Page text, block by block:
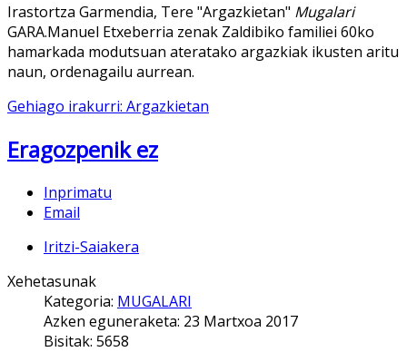
Irastortza Garmendia, Tere "Argazkietan" Mugalari
GARA.Manuel Etxeberria zenak Zaldibiko familiei 60ko
hamarkada modutsuan ateratako argazkiak ikusten aritu
naun, ordenagailu aurrean.
Gehiago irakurri: Argazkietan
Eragozpenik ez
Inprimatu
Email
Iritzi-Saiakera
Xehetasunak
Kategoria: MUGALARI
Azken eguneraketa: 23 Martxoa 2017
Bisitak: 5658